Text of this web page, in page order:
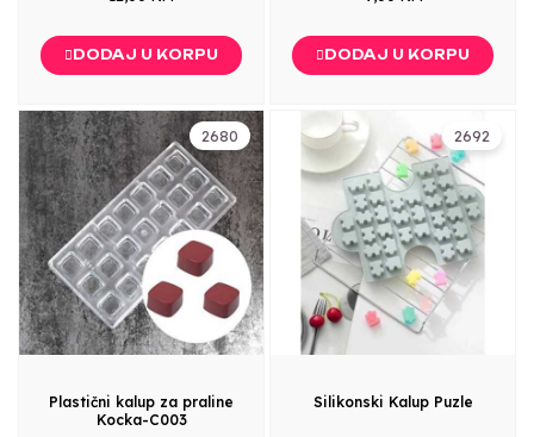
DODAJ U KORPU DODAJ U KORPU
2680
Plastični kalup za praline
Kocka-C003
2692
Silikonski Kalup Puzle